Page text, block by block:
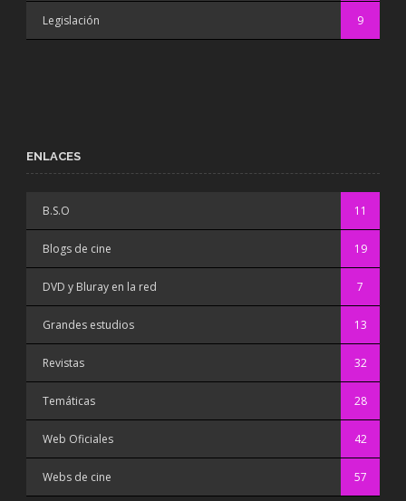
Legislación 9
ENLACES
B.S.O 11
Blogs de cine 19
DVD y Bluray en la red 7
Grandes estudios 13
Revistas 32
Temáticas 28
Web Oficiales 42
Webs de cine 57